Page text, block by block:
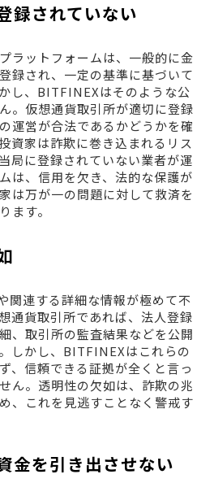
録されていない
ラットフォームは、一般的に金
録され、一定の基準に基づいて
し、BITFINEXはそのような公
。仮想通貨取引所が適切に登録
運営が合法であるかどうかを確
資家は詐欺に巻き込まれるリス
局に登録されていない業者が運
は、信用を欠き、法的な保護が
は万が一の問題に対して救済を
ます。
関連する詳細な情報が極めて不
通貨取引所であれば、法人登録
、取引所の監査結果などを公開
しかし、BITFINEXはこれらの
、信頼できる証拠が全くと言っ
ん。透明性の欠如は、詐欺の兆
、これを見逃すことなく警戒す
金を引き出させない